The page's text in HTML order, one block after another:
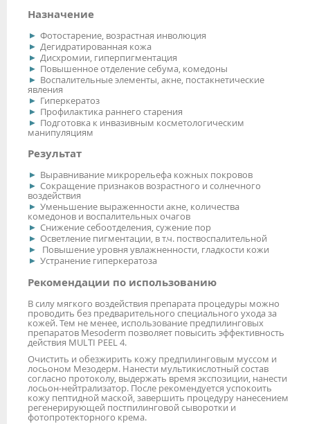
Назначение
Фотостарение, возрастная инволюция
Дегидратированная кожа
Дисхромии, гиперпигментация
Повышенное отделение себума, комедоны
Воспалительные элементы, акне, постакнетические
явления
Гиперкератоз
Профилактика раннего старения
Подготовка к инвазивным косметологическим
манипуляциям
Результат
Выравнивание микрорельефа кожных покровов
Сокращение признаков возрастного и солнечного
воздействия
Уменьшение выраженности акне, количества
комедонов и воспалительных очагов
Снижение себоотделения, сужение пор
Осветление пигментации, в т.ч. поствоспалительной
Повышение уровня увлажненности, гладкости кожи
Устранение гиперкератоза
Рекомендации по использованию
В силу мягкого воздействия препарата процедуры можно
проводить без предварительного специального ухода за
кожей. Тем не менее, использование предпилинговых
препаратов Mesoderm позволяет повысить эффективность
действия MULTI PEEL 4.
Очистить и обезжирить кожу предпилинговым муссом и
лосьоном Мезодерм. Нанести мультикислотный состав
согласно протоколу, выдержать время экспозиции, нанести
лосьон-нейтрализатор. После рекомендуется успокоить
кожу пептидной маской, завершить процедуру нанесением
регенерирующей постпилинговой сыворотки и
фотопротекторного крема.